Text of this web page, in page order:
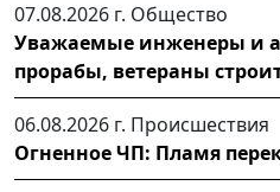
07.08.2026 г. Общество
Уважаемые инженеры и
прорабы, ветераны
06.08.2026 г. Происшествия
Огненное ЧП: Пламя